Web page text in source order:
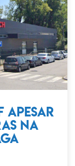
apesar
na